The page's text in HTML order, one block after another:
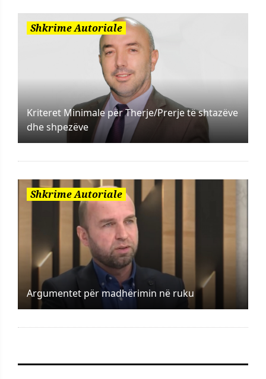
Shkrime Autoriale
Kriteret Minimale për Therje/Prerje të shtazëve
dhe shpezëve
Shkrime Autoriale
Argumentet për madhërimin në ruku